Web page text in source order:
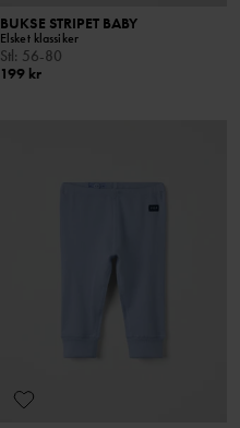
BUKSE STRIPET BABY
Elsket klassiker
Stl: 56-80
199 kr